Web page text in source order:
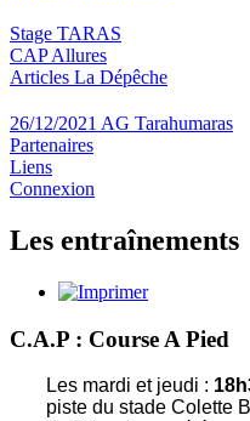
Stage TARAS
CAP Allures
Articles La Dépêche
26/12/2021 AG Tarahumaras
Partenaires
Liens
Connexion
Les entraînements
C.A.P : Course A Pied
Les mardi et jeudi :
piste du stade Colette